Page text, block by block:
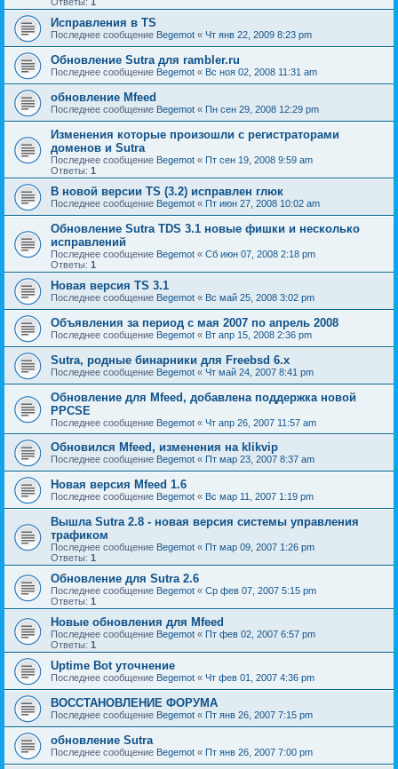
Исправления в TS
Последнее сообщение Begemot « Чт янв 22, 2009 8:23 pm
Обновление Sutra для rambler.ru
Последнее сообщение Begemot « Вс ноя 02, 2008 11:31 am
обновление Mfeed
Последнее сообщение Begemot « Пн сен 29, 2008 12:29 pm
Изменения которые произошли с регистраторами
доменов и Sutra
Последнее сообщение Begemot « Пт сен 19, 2008 9:59 am
Ответы: 1
В новой версии TS (3.2) исправлен глюк
Последнее сообщение Begemot « Пт июн 27, 2008 10:02 am
Обновление Sutra TDS 3.1 новые фишки и несколько
исправлений
Последнее сообщение Begemot « Сб июн 07, 2008 2:18 pm
Ответы: 1
Новая версия TS 3.1
Последнее сообщение Begemot « Вс май 25, 2008 3:02 pm
Объявления за период с мая 2007 по апрель 2008
Последнее сообщение Begemot « Вт апр 15, 2008 2:36 pm
Sutra, родные бинарники для Freebsd 6.x
Последнее сообщение Begemot « Чт май 24, 2007 8:41 pm
Обновление для Mfeed, добавлена поддержка новой
PPCSE
Последнее сообщение Begemot « Чт апр 26, 2007 11:57 am
Обновился Mfeed, изменения на klikvip
Последнее сообщение Begemot « Пт мар 23, 2007 8:37 am
Новая версия Mfeed 1.6
Последнее сообщение Begemot « Вс мар 11, 2007 1:19 pm
Вышла Sutra 2.8 - новая версия системы управления
трафиком
Последнее сообщение Begemot « Пт мар 09, 2007 1:26 pm
Ответы: 1
Обновление для Sutra 2.6
Последнее сообщение Begemot « Ср фев 07, 2007 5:15 pm
Ответы: 1
Новые обновления для Mfeed
Последнее сообщение Begemot « Пт фев 02, 2007 6:57 pm
Ответы: 1
Uptime Bot уточнение
Последнее сообщение Begemot « Чт фев 01, 2007 4:36 pm
ВОССТАНОВЛЕНИЕ ФОРУМА
Последнее сообщение Begemot « Пт янв 26, 2007 7:15 pm
обновление Sutra
Последнее сообщение Begemot « Пт янв 26, 2007 7:00 pm